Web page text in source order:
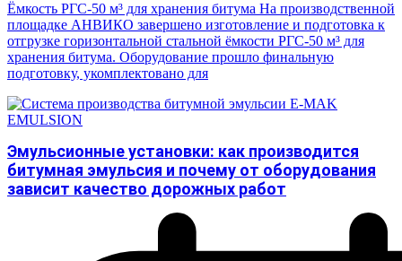
Ёмкость РГС-50 м³ для хранения битума На производственной
площадке АНВИКО завершено изготовление и подготовка к
отгрузке горизонтальной стальной ёмкости РГС-50 м³ для
хранения битума. Оборудование прошло финальную
подготовку, укомплектовано для
Эмульсионные установки: как производится
битумная эмульсия и почему от оборудования
зависит качество дорожных работ